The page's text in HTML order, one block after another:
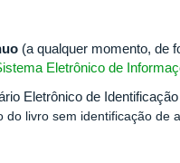
(a qualquer momento, de
Eletrônico de
Eletrônico de
do livro sem identificação de